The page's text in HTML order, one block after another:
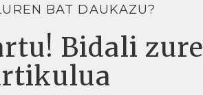
BAT DAUKAZU?
Bidali zure